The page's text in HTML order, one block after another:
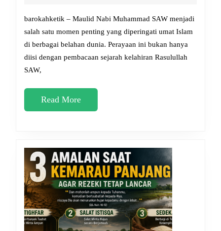
2026,
Doa-
Doa
yang
barokahketik – Maulid Nabi Muhammad SAW menjadi
salah satu momen penting yang diperingati umat Islam
di berbagai belahan dunia. Perayaan ini bukan hanya
diisi dengan pembacaan sejarah kelahiran Rasulullah
SAW,
Read MoreRead
More